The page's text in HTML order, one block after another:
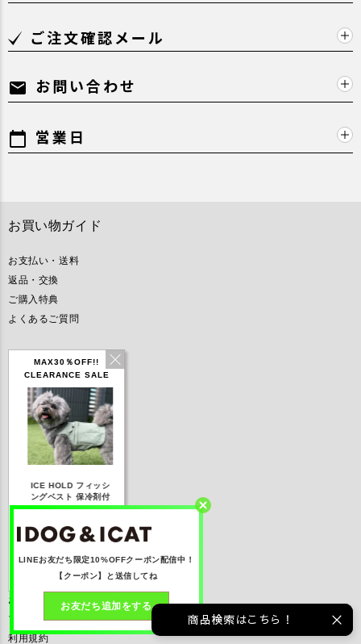
MAX30％OFF!!
CLEARANCE SALE
ッククーラー 保冷剤
付
円(税込み)
詳しく見る
UVカット
詳しく見る
ご注文確認メール
mail お問い合わせ
calendar_today 営業日
お買い物ガイド
お支払い・送料
返品・交換
ご購入特典
よくあるご質問
サポートメニュー
お洋服のサイズについて
お洋服の着せ方
モデルサイズ一覧
モデル募集について
プレスリリース
取扱い店舗募集
基本情報
お問い合わせ
プライバシーポリシー
利用規約
LINEお友だち限定10%OFFクーポン配信中！
【クーポン】と送信してね
お友だち追加をする
商品検索はこちら！